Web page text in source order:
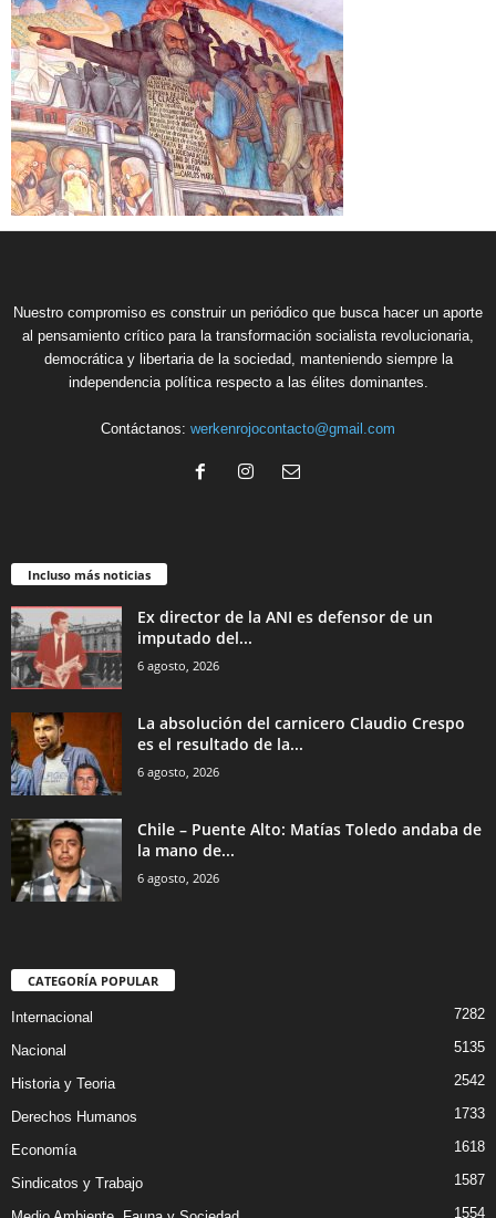
Nuestro compromiso es construir un periódico que busca hacer un aporte
al pensamiento crítico para la transformación socialista revolucionaria,
democrática y libertaria de la sociedad, manteniendo siempre la
independencia política respecto a las élites dominantes.
Contáctanos: werkenrojocontacto@gmail.com
Incluso más noticias
Ex director de la ANI es defensor de un
imputado del...
6 agosto, 2026
La absolución del carnicero Claudio Crespo
es el resultado de la...
6 agosto, 2026
Chile – Puente Alto: Matías Toledo andaba de
la mano de...
6 agosto, 2026
CATEGORÍA POPULAR
Internacional 7282
Nacional 5135
Historia y Teoria 2542
Derechos Humanos 1733
Economía 1618
Sindicatos y Trabajo 1587
1554